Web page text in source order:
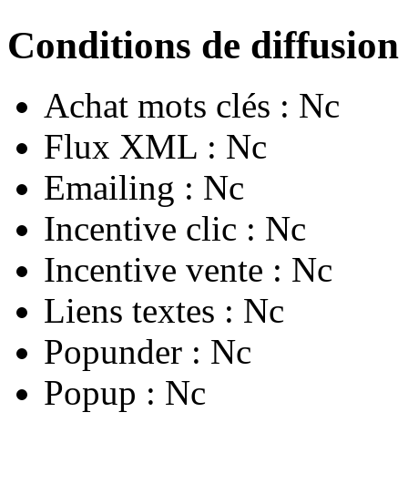
Conditions de diffusion
Achat mots clés : Nc
Flux XML : Nc
Emailing : Nc
Incentive clic : Nc
Incentive vente : Nc
Liens textes : Nc
Popunder : Nc
Popup : Nc